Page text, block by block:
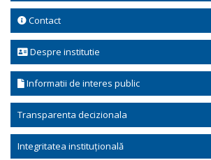
Contact
Despre institutie
Informatii de interes public
Transparenta decizionala
Integritatea instituțională